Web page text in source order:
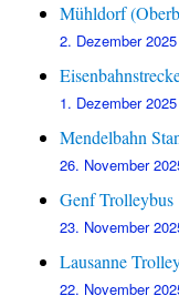
Mühldorf
2. Dezember 2025
1. Dezember 2025
Mendelbahn
26. November
Genf Trolleybus
23. November
Lausanne
22. November